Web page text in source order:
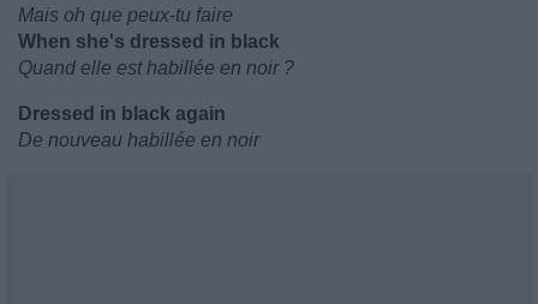
Mais oh que peux-tu faire
When she's dressed in black
Quand elle est habillée en noir ?
Dressed in black again
De nouveau habillée en noir